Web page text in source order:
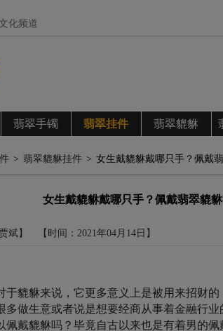
化频道
翡翠手镯 翡翠挂件 翡翠貔貅
> 翡翠貔貅挂件 > 女生戴貔貅戴哪只手？佩戴
女生戴貔貅戴哪只手？佩戴翡翠貔
斌】 【时间：2021年04月14日】
于貔貅来说，它更多意义上是被用来招财
多做生意或者说是想要经商从事着金融行
佩戴貔貅吗？毕竟自古以来也是有着男的